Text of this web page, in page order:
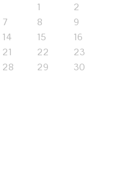
1
2
7 8
9
14 15
16
21 22
23
28 29
30